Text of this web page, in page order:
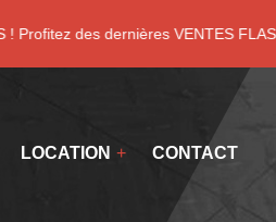
des dernières VENTES FLASH !
LOCATION CONTACT